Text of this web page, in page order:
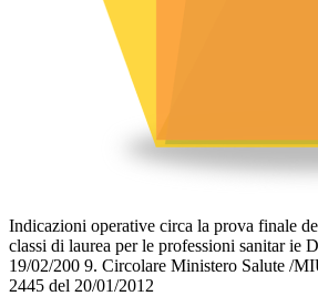
Indicazioni operative circa la prova finale
classi di laurea per le professioni sanitar ie
19/02/200 9. Circolare Ministero Salute /
2445 del 20/01/2012